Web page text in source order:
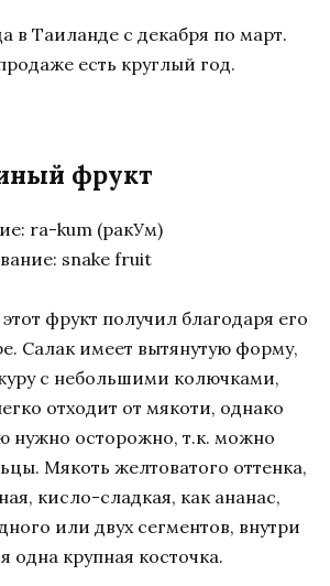
в Таиланде с декабря по март.
есть круглый год.
фрукт
ra-kum (ракУм)
snake fruit
фрукт получил благодаря его
Салак имеет вытянутую форму,
с небольшими колючками,
отходит от мякоти, однако
нужно осторожно, т.к. можно
Мякоть желтоватого оттенка,
кисло-сладкая, как ананас,
или двух сегментов, внутри
одна крупная косточка.